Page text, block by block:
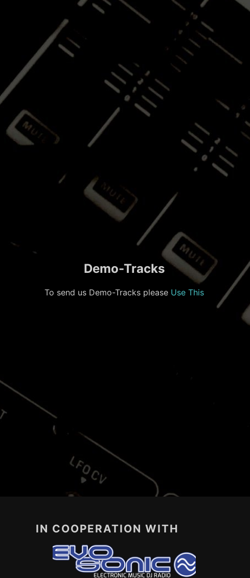
Demo-Tracks
To send us Demo-Tracks please Use This
IN COOPERATION WITH